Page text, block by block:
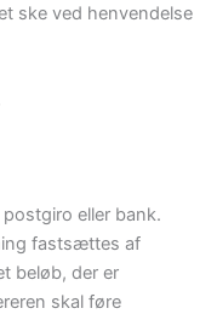
ske ved henvendelse
eller bank.
fastsættes af
beløb, der er
skal føre